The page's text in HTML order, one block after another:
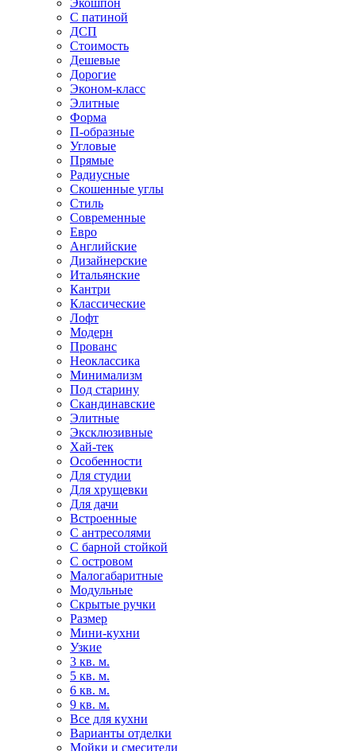
Экошпон
С патиной
ДСП
Стоимость
Дешевые
Дорогие
Эконом-класс
Элитные
Форма
П-образные
Угловые
Прямые
Радиусные
Скошенные углы
Стиль
Современные
Евро
Английские
Дизайнерские
Итальянские
Кантри
Классические
Лофт
Модерн
Прованс
Неоклассика
Минимализм
Под старину
Скандинавские
Элитные
Эксклюзивные
Хай-тек
Особенности
Для студии
Для хрущевки
Для дачи
Встроенные
С антресолями
С барной стойкой
С островом
Малогабаритные
Модульные
Скрытые ручки
Размер
Мини-кухни
Узкие
3 кв. м.
5 кв. м.
6 кв. м.
9 кв. м.
Все для кухни
Варианты отделки
Мойки и смесители